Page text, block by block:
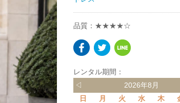
品質：★★★★☆
レンタル期間：
◁
2026年8月
日
月 火 水 木